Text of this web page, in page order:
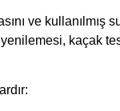
ve
kaçak